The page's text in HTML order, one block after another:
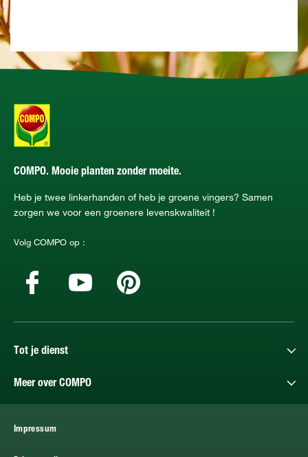
COMPO. Mooie planten zonder moeite.
Heb je twee linkerhanden of heb je groene vingers? Samen
zorgen we voor een groenere levenskwaliteit !
Volg COMPO op :
Tot je dienst
Meer over COMPO
Impressum